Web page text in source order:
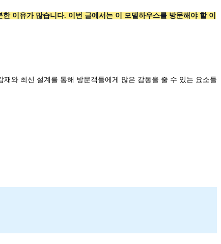
이유가 많습니다. 이번 글에서는 이 모델하우스를 방문해야 할 이
재와 최신 설계를 통해 방문객들에게 많은 감동을 줄 수 있는 요소들